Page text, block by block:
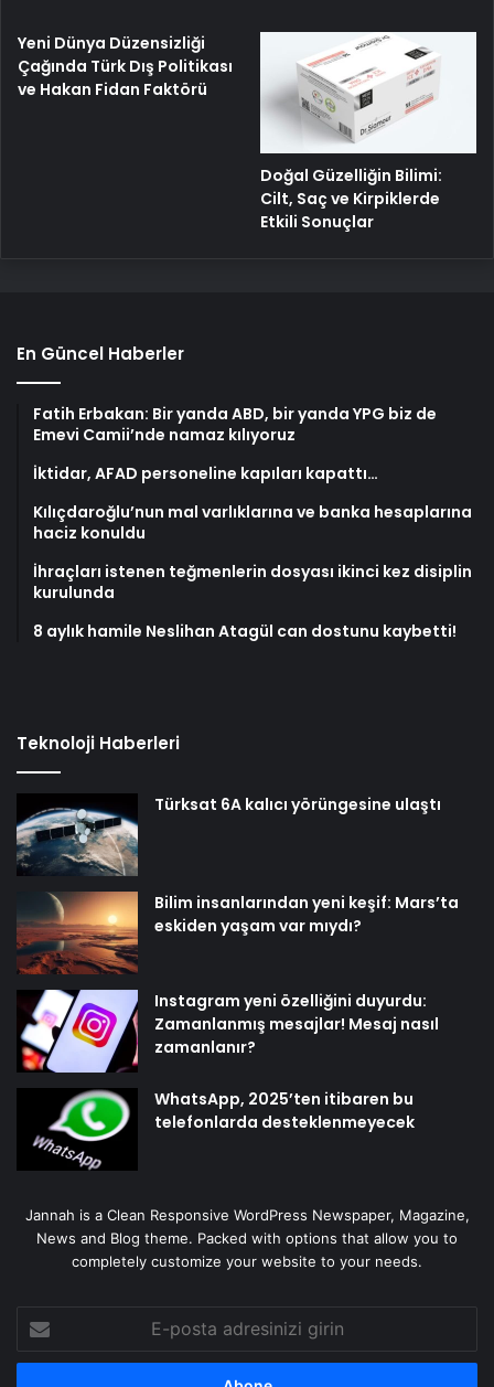
Yeni Dünya Düzensizliği
Çağında Türk Dış Politikası
ve Hakan Fidan Faktörü
Doğal Güzelliğin Bilimi:
Cilt, Saç ve Kirpiklerde
Etkili Sonuçlar
En Güncel Haberler
Fatih Erbakan: Bir yanda ABD, bir yanda YPG biz de
Emevi Camii’nde namaz kılıyoruz
İktidar, AFAD personeline kapıları kapattı…
Kılıçdaroğlu’nun mal varlıklarına ve banka hesaplarına
haciz konuldu
İhraçları istenen teğmenlerin dosyası ikinci kez disiplin
kurulunda
8 aylık hamile Neslihan Atagül can dostunu kaybetti!
Teknoloji Haberleri
Türksat 6A kalıcı yörüngesine ulaştı
Bilim insanlarından yeni keşif: Mars’ta
eskiden yaşam var mıydı?
Instagram yeni özelliğini duyurdu:
Zamanlanmış mesajlar! Mesaj nasıl
zamanlanır?
WhatsApp, 2025’ten itibaren bu
telefonlarda desteklenmeyecek
Jannah is a Clean Responsive WordPress Newspaper, Magazine,
News and Blog theme. Packed with options that allow you to
completely customize your website to your needs.
posta
adresinizi